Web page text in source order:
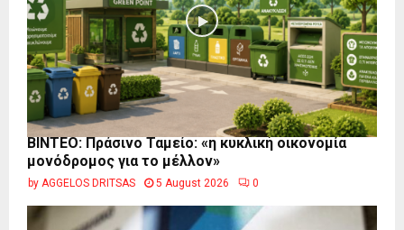
BINTEO: Πράσινο Ταμείο: «η κυκλική οικονομία
μονόδρομος για το μέλλον»
by AGGELOS DRITSAS 5 August 2026 0